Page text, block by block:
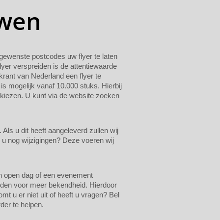
postcodes uw flyer te laten
verspreiden is de attentiewaarde
van Nederland een flyer te
mogelijk vanaf 10.000 stuks. Hierbij
U kunt via de website zoeken
u dit heeft aangeleverd zullen wij
nog wijzigingen? Deze voeren wij
open dag of een evenement
voor meer bekendheid. Hierdoor
u er niet uit of heeft u vragen? Bel
te helpen.